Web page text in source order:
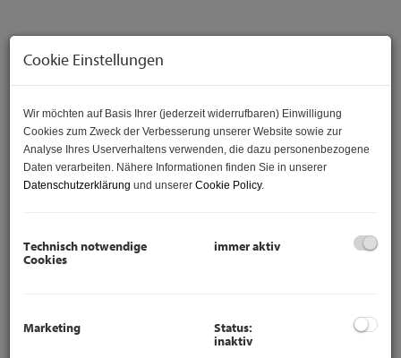
Beschreibung
Über den geräumigen Vorraum gelangen Sie in die helle
Cookie Einstellungen
Wir möchten auf Basis Ihrer (jederzeit widerrufbaren) Einwilligung
Cookies zum Zweck der Verbesserung unserer Website sowie zur
Analyse Ihres Userverhaltens verwenden, die dazu personenbezogene
Daten verarbeiten. Nähere Informationen finden Sie in unserer
Datenschutzerklärung und unserer Cookie Policy.
Technisch notwendige
Cookies
immer aktiv
Marketing
Status:
inaktiv